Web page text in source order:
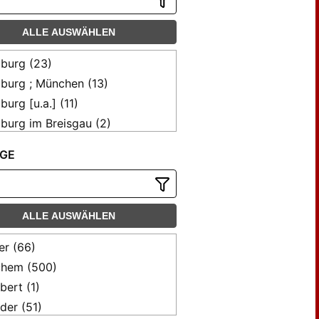
ALLE AUSWÄHLEN
(23)
; München (13)
[u.a.] (11)
im Breisgau (2)
(501)
; Freiburg (17)
Freiburg (1)
(3)
ALLE AUSWÄHLEN
(66)
(500)
(1)
(51)